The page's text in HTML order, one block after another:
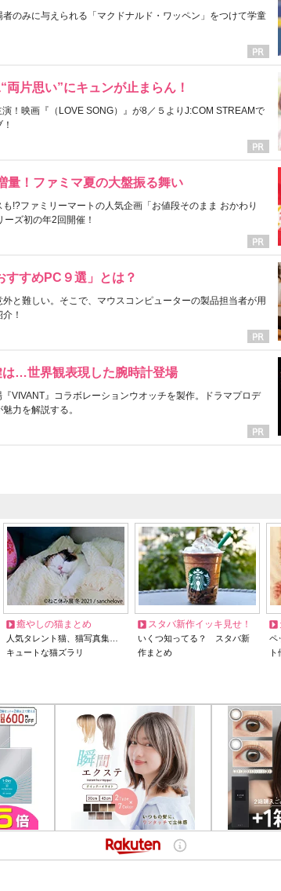
のみに与えられる「マクドナルド・ワッペン」をつけて学童
両片思い”にキュンが止まらん！
！映画『（LOVE SONG）』が8／５よりJ:COM STREAMで
量！ファミマ夏の大盤振る舞い
!?ファミリーマートの人気企画「お値段そのまま おかわり
ズ初の年2回開催！
すすめPC９選」とは？
と難しい。そこで、マウスコンピューターの製品担当者が用
！
は…世界観表現した腕時計登場
VIVANT』コラボレーションウオッチを製作。ドラマプロデ
力を解説する。
癒やしの猫まとめ
人気タレント猫、猫写真集…
キュートな猫ズラリ
スタバ新作イッキ見せ！
いくつ知ってる？ スタバ新
作まとめ
ペ